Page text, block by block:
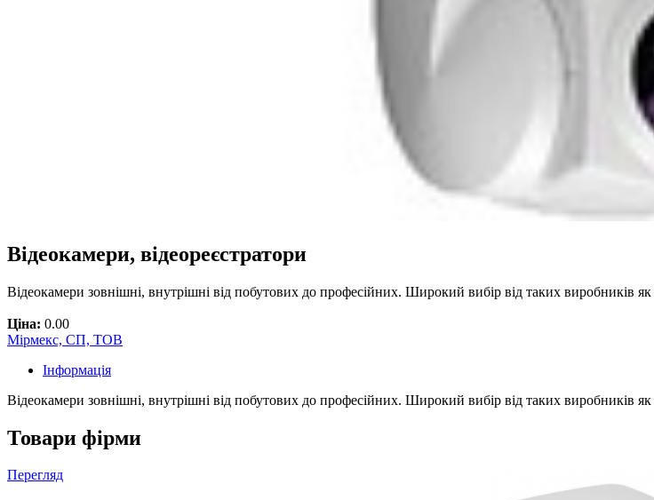
Відеокамери, відеореєстратори
Відеокамери зовнішні, внутрішні від побутових до професійних. Широкий вибір від таких виробників
Ціна: 0.00
Мірмекс, СП, ТОВ
Інформація
Відеокамери зовнішні, внутрішні від побутових до професійних. Широкий вибір від таких виробників
Товари фірми
Перегляд